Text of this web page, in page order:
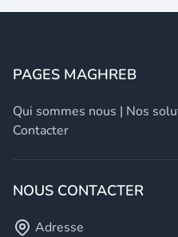
PAGES MAGHREB
Qui sommes nous | Nos
Contacter
NOUS CONTACTER
Adresse